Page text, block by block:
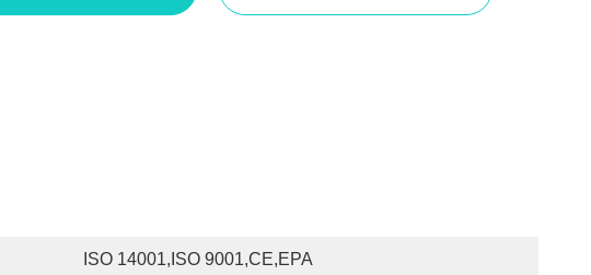
ISO 14001,ISO 9001,CE,EPA